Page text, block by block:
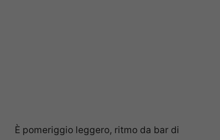
È pomeriggio leggero, ritmo da bar di